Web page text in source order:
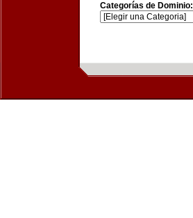
Categorías de Dominio: